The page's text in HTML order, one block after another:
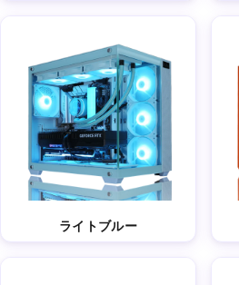
ライトブルー